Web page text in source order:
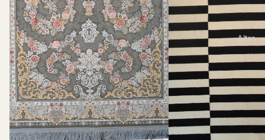
Altro